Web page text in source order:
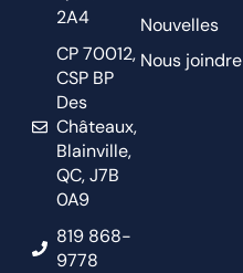
2A4
CP 70012,
CSP BP
Des
Châteaux,
Blainville,
QC, J7B
0A9
819 868-
9778
Nouvelles
Nous joindre